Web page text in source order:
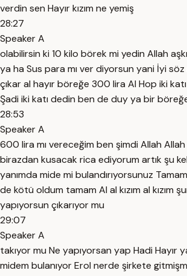
verdin sen Hayır kızım ne yemiş
28:27
Speaker A
olabilirsin ki 10 kilo börek mi yedin Allah
ya ha Sus para mı ver diyorsun yani İyi söz
çıkar al hayır böreğe 300 lira Al Hop iki
Şadi iki katı dedin ben de duy ya bir
28:53
Speaker A
600 lira mı vereceğim ben şimdi Allah
birazdan kusacak rica ediyorum artık şu
yanımda mide mi bulandırıyorsunuz
de kötü oldum tamam Al al kızım al kızım
yapıyorsun çıkarıyor mu
29:07
Speaker A
takıyor mu Ne yapıyorsan yap Hadi Hayır
midem bulanıyor Erol nerde şirkete